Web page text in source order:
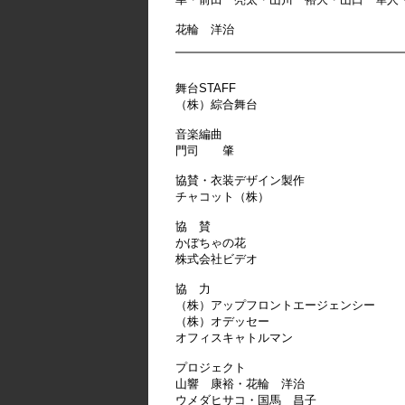
花輪 洋治
舞台STAFF
（株）綜合舞台
音楽編曲
門司 肇
協賛・衣装デザイン製作
チャコット（株）
協 賛
かぼちゃの花
株式会社ビデオ
協 力
（株）アップフロントエージェンシー
（株）オデッセー
オフィスキャトルマン
プロジェクト
山響 康裕・花輪 洋治
ウメダヒサコ・国馬 昌子